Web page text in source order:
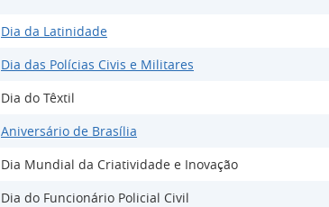
Dia da Latinidade
Dia das Polícias Civis e Militares
Dia do Têxtil
Aniversário de Brasília
Dia Mundial da Criatividade e Inovação
Dia do Funcionário Policial Civil